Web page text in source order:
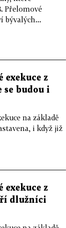
Přelomové
bývalých...
exekuce z
se budou i
na základě
i když již
exekuce z
dlužníci